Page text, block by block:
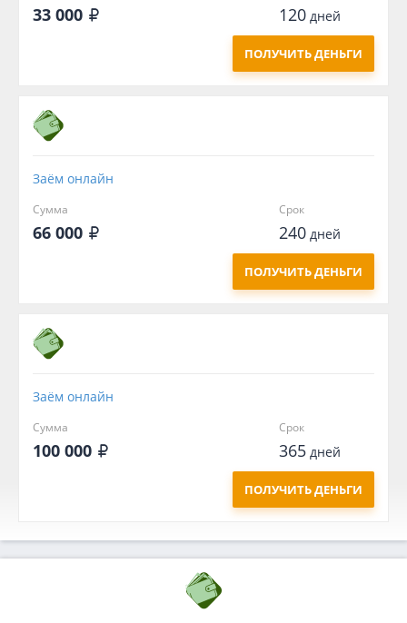
33 000 120дней
ПОЛУЧИТЬ ДЕНЬГИ
Заём онлайн
Сумма
66 000
Срок
240дней
ПОЛУЧИТЬ ДЕНЬГИ
Заём онлайн
Сумма
100 000
Срок
365дней
ПОЛУЧИТЬ ДЕНЬГИ